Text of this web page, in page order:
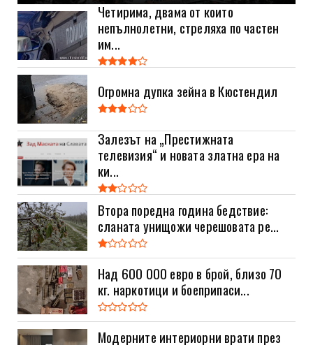
Четирима, двама от които
непълнолетни, стреляха по частен
им...
Огромна дупка зейна в Кюстендил
Залезът на „Престижната
телевизия“ и новата златна ера на
ки...
Втора поредна година бедствие:
сланата унищожи черешовата ре...
Над 600 000 евро в брой, близо 70
кг. наркотици и боеприпаси...
Модерните интериорни врати през